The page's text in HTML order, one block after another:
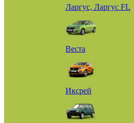
Ларгус, Ларгус FL
Веста
Иксрей